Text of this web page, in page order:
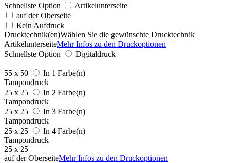
Schnellste Option
Artikelunterseite
auf der Oberseite
Kein Aufdruck
Drucktechnik(en)Wählen Sie die gewünschte Drucktechnik
ArtikelunterseiteMehr Infos zu den Druckoptionen
Schnellste Option
Digitaldruck
55 x 50
In 1 Farbe(n)
Tampondruck
25 x 25
In 2 Farbe(n)
Tampondruck
25 x 25
In 3 Farbe(n)
Tampondruck
25 x 25
In 4 Farbe(n)
Tampondruck
25 x 25
auf der OberseiteMehr Infos zu den Druckoptionen